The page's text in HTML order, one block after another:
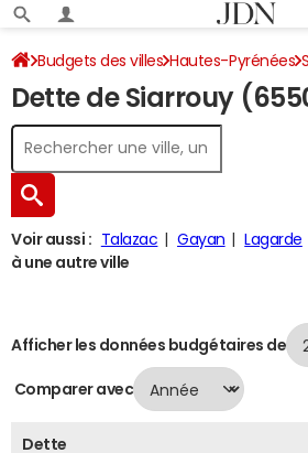
Budgets des villes Hautes-Pyrénées
Dette au 31/12/2024
Dette de Siarrouy
Voir aussi : Talazac Gayan Lagarde
à une autre ville
Afficher les données budgétaires de
Comparer avec
Dette